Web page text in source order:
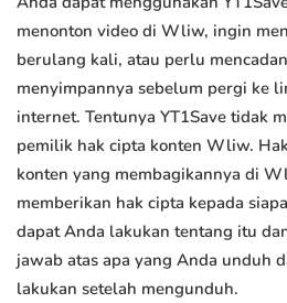
menonton video di Wliw, ingin
berulang kali, atau perlu
menyimpannya sebelum pergi ke
internet. Tentunya YT1Save tidak
pemilik hak cipta konten Wliw.
konten yang membagikannya di
memberikan hak cipta kepada
dapat Anda lakukan tentang itu
jawab atas apa yang Anda unduh
lakukan setelah mengunduh.